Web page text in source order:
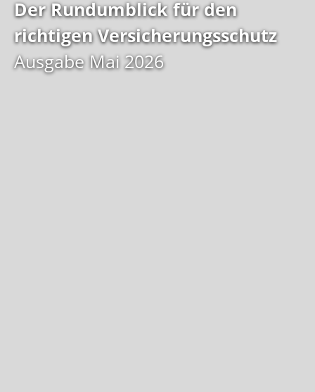
Der Rundumblick für den
richtigen Versicherungsschutz
Ausgabe Mai 2026